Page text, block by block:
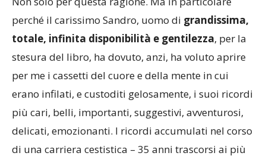
perché il carissimo Sandro, uomo di grandissima,
totale, infinita disponibilità e gentilezza, per la
stesura del libro, ha dovuto, anzi, ha voluto aprire
per me i cassetti del cuore e della mente in cui
erano infilati, e custoditi gelosamente, i suoi ricordi
più cari, belli, importanti, suggestivi, avventurosi,
delicati, emozionanti. I ricordi accumulati nel corso
di una carriera cestistica – 35 anni trascorsi ai più